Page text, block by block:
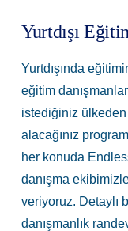
Yurtdışı
Yurtdışında
eğitim
istediğiniz
alacağınız
her konuda
danışma
veriyoruz. Detaylı
danışmanlık